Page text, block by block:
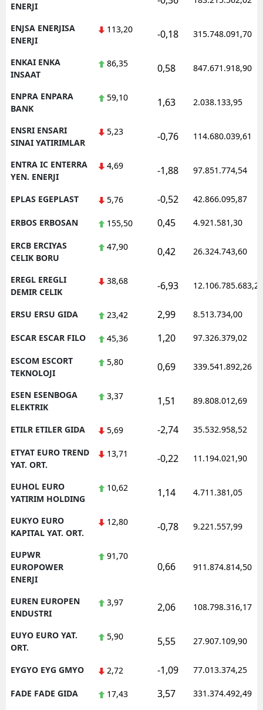
ENERJI
ENJSA ENERJISA
ENERJI
113,20 -0,18 315.748.091,70
ENKAI ENKA
INSAAT
86,35 0,58 847.671.918,90
ENPRA ENPARA
BANK
59,10 1,63 2.038.133,95
ENSRI ENSARI
SINAI YATIRIMLAR
5,23 -0,76 114.680.039,61
ENTRA IC ENTERRA
YEN. ENERJI
4,69 -1,88 97.851.774,54
EPLAS EGEPLAST 5,76 -0,52 42.866.095,87
ERBOS ERBOSAN 155,50 0,45 4.921.581,30
ERCB ERCIYAS
CELIK BORU
47,90 0,42 26.324.743,60
EREGL EREGLI
DEMIR CELIK
38,68 -6,93 12.106.785.683,20
ERSU ERSU GIDA 23,42 2,99 8.513.734,00
ESCAR ESCAR FILO 45,36 1,20 97.326.379,02
ESCOM ESCORT
TEKNOLOJI
5,80 0,69 339.541.892,26
ESEN ESENBOGA
ELEKTRIK
3,37 1,51 89.808.012,69
ETILR ETILER GIDA 5,69 -2,74 35.532.958,52
ETYAT EURO TREND
YAT. ORT.
13,71 -0,22 11.194.021,90
EUHOL EURO
YATIRIM HOLDING
10,62 1,14 4.711.381,05
EUKYO EURO
KAPITAL YAT. ORT.
12,80 -0,78 9.221.557,99
EUPWR
EUROPOWER
ENERJI
91,70
0,66 911.874.814,50
EUREN EUROPEN
ENDUSTRI
3,97 2,06 108.798.316,17
EUYO EURO YAT.
ORT.
5,90 5,55 27.907.109,90
EYGYO EYG GMYO 2,72 -1,09 77.013.374,25
FADE FADE GIDA 17,43 3,57 331.374.492,49